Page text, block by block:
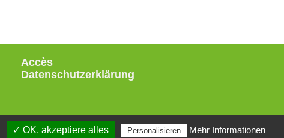
Accès
Datenschutzerklärung
✓ OK, akzeptiere alles Personalisieren Mehr Informationen